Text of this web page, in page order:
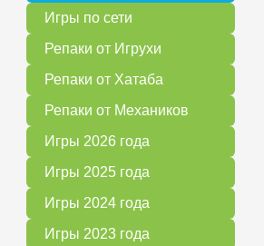
Игры по сети
Репаки от Игрухи
Репаки от Хатаба
Репаки от Механиков
Игры 2026 года
Игры 2025 года
Игры 2024 года
Игры 2023 года